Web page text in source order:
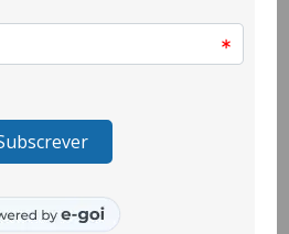
os jovens sobre osprincipais
procurando definir respostas
da juventude. Este evento foi
a comunidadecigana
cigana do Tortosendo tem sido
Com elaficámos a conhecer